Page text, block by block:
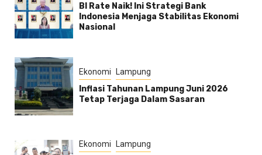
BI Rate Naik! Ini Strategi Bank
Indonesia Menjaga Stabilitas Ekonomi
Nasional
Ekonomi Lampung
Inflasi Tahunan Lampung Juni 2026
Tetap Terjaga Dalam Sasaran
Ekonomi Lampung